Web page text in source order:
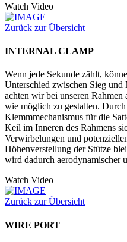
Watch Video
Zurück zur Übersicht
INTERNAL CLAMP
Wenn jede Sekunde zählt,
Unterschied zwischen Sieg und
achten wir bei unseren
wie möglich zu gestalten.
Klemmmechanismus für die
Keil im Inneren des Rahmens
Verwirbelungen und
Höhenverstellung der Stütze
wird dadurch aerodynamischer
Watch Video
Zurück zur Übersicht
WIRE PORT